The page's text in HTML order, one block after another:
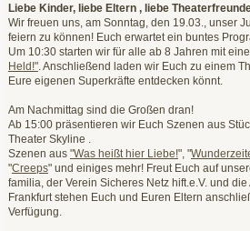
Liebe Kinder, liebe Eltern , liebe
Wir freuen uns, am Sonntag, den 19.03., unser
feiern zu können! Euch erwartet ein buntes
Um 10:30 starten wir für alle ab 8 Jahren mit
Held!". Anschließend laden wir Euch zu einem
Eure eigenen Superkräfte entdecken könnt.
Am Nachmittag sind die Großen dran!
Ab 15:00 präsentieren wir Euch Szenen aus
Theater Skyline .
Szenen aus "Was heißt hier Liebe!", "
"Creeps" und einiges mehr! Freut Euch auf
familia, der Verein Sicheres Netz hift.e.V. und
Frankfurt stehen Euch und Euren Eltern
Verfügung.